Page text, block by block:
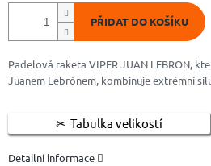
PŘIDAT DO KOŠÍKU
Padelová raketa VIPER JUAN LEBRON,
Juanem Lebrónem, kombinuje extrémní
Tabulka velikostí
Detailní informace